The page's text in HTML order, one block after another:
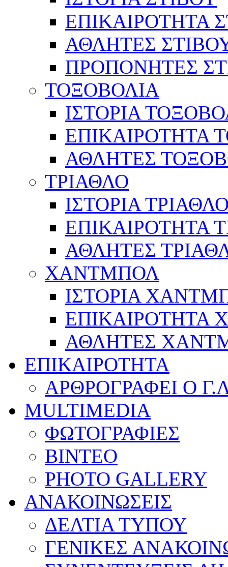
ΕΠΙΚΑΙΡΟΤΗΤΑ
ΑΘΛΗΤΕΣ
ΠΡΟΠΟΝΗΤΕΣ
ΤΟΞΟΒΟΛΙΑ
ΙΣΤΟΡΙΑ
ΕΠΙΚΑΙΡΟΤΗΤΑ
ΑΘΛΗΤΕΣ
ΤΡΙΑΘΛΟ
ΙΣΤΟΡΙΑ
ΕΠΙΚΑΙΡΟΤΗΤΑ
ΑΘΛΗΤΕΣ
ΧΑΝΤΜΠΟΛ
ΙΣΤΟΡΙΑ
ΕΠΙΚΑΙΡΟΤΗΤΑ
ΑΘΛΗΤΕΣ
ΕΠΙΚΑΙΡΟΤΗΤΑ
ΑΡΘΡΟΓΡΑΦΕΙ Ο
MULTIMEDIA
ΦΩΤΟΓΡΑΦΙΕΣ
ΒΙΝΤΕΟ
PHOTO GALLERY
ΑΝΑΚΟΙΝΩΣΕΙΣ
ΔΕΛΤΙΑ ΤΥΠΟΥ
ΓΕΝΙΚΕΣ